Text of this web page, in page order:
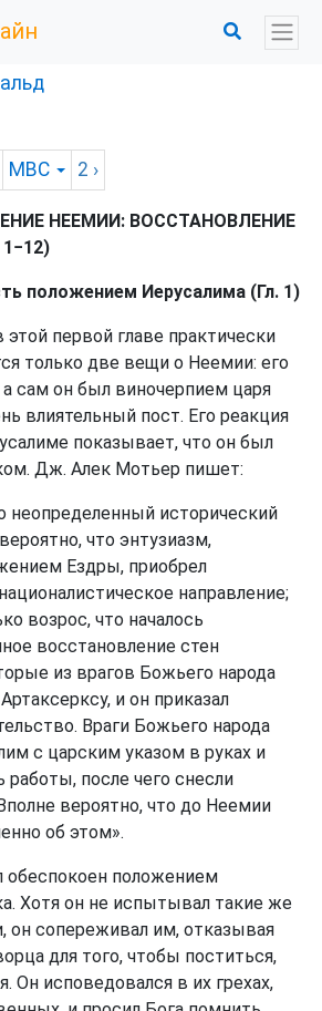
MBC 2 ›
НЕЕМИИ: ВОССТАНОВЛЕНИЕ
положением Иерусалима (Гл. 1)
этой первой главе практически
только две вещи о Неемии: его
а сам он был виночерпием царя
влиятельный пост. Его реакция
показывает, что он был
Дж. Алек Мотьер пишет:
неопределенный исторический
что энтузиазм,
Ездры, приобрел
направление;
возрос, что началось
восстановление стен
из врагов Божьего народа
и он приказал
Враги Божьего народа
с царским указом в руках и
работы, после чего снесли
вероятно, что до Неемии
об этом».
обеспокоен положением
Хотя он не испытывал такие же
он сопереживал им, отказывая
для того, чтобы поститься,
Он исповедовался в их грехах,